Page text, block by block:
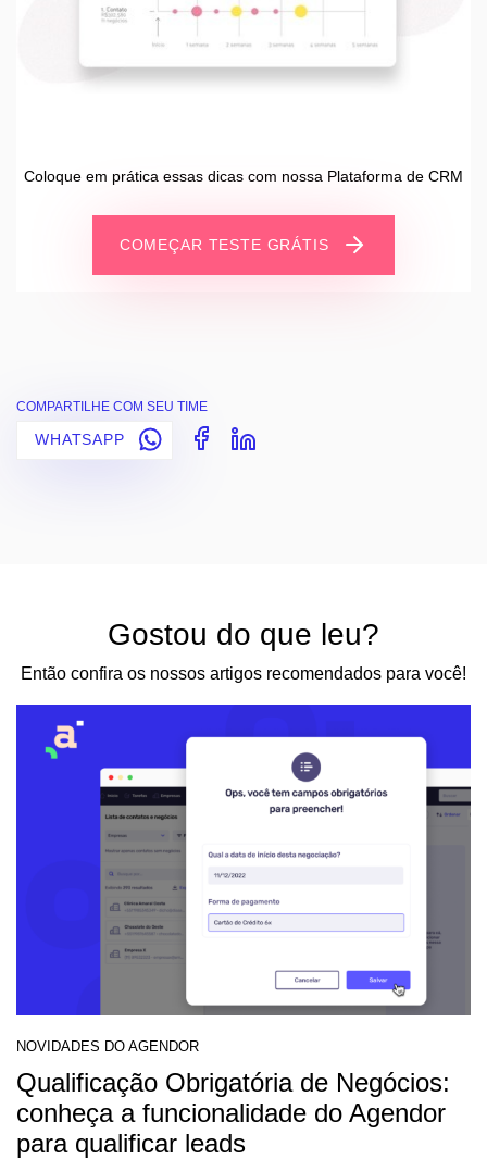
Coloque em prática essas dicas com nossa Plataforma de CRM
COMEÇAR TESTE GRÁTIS
COMPARTILHE COM SEU TIME
WHATSAPP
Gostou do que leu?
Então confira os nossos artigos recomendados para você!
NOVIDADES DO AGENDOR
Qualificação Obrigatória de Negócios:
conheça a funcionalidade do Agendor
para qualificar leads